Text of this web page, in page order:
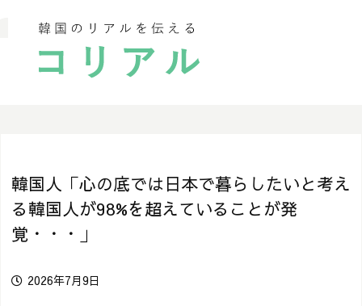
韓国人「心の底では日本で暮らしたいと考え
る韓国人が98%を超えていることが発
覚・・・」
2026年7月9日